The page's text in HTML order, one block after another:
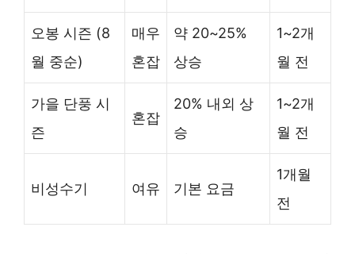
오봉 시즌 (8
월 중순)
매우
혼잡
약 20~25%
상승
1~2개
월 전
가을 단풍 시
즌
혼잡
20% 내외 상
승
1~2개
월 전
비성수기 여유 기본 요금
1개월
전